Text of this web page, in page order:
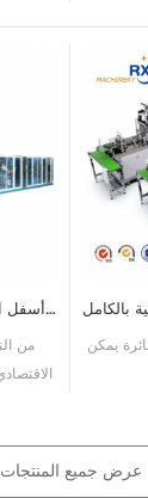
ماكينة RX-CD 150 من النوع الاقتصادي أسفل الوسادة
يمكن
عرض جميع المنتجات